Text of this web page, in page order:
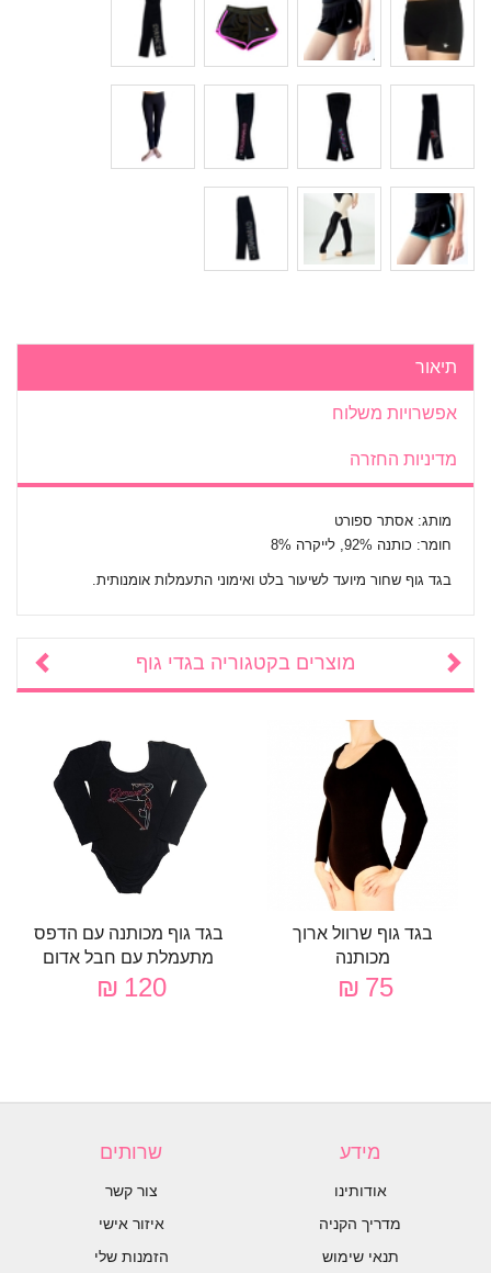
תיאור
אפשרויות משלוח
מדיניות החזרה
מותג: אסתר ספורט
חומר: כותנה 92%, לייקרה 8%
בגד גוף שחור מיועד לשיעור בלט ואימוני התעמלות אומנותית.
מוצרים בקטגוריה בגדי גוף
בגד גוף שרוול ארוך
מכותנה
75 ₪
בגד גוף מכותנה עם הדפס
מתעמלת עם חבל אדום
120 ₪
מידע
אודותינו
מדריך הקניה
תנאי שימוש
שרותים
צור קשר
איזור אישי
הזמנות שלי